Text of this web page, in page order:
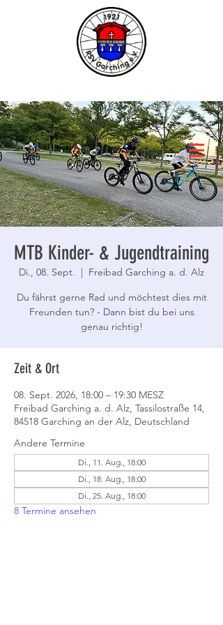
MTB Kinder- & Jugendtraining
Di., 08. Sept.
  |
Freibad Garching a. d. Alz
Du fährst gerne Rad und möchtest dies mit
Freunden tun? - Dann bist du bei uns
genau richtig!
Zeit & Ort
08. Sept. 2026, 18:00 – 19:30 MESZ
Freibad Garching a. d. Alz, Tassilostraße 14,
84518 Garching an der Alz, Deutschland
Andere Termine
Di., 11. Aug., 18:00
Di., 18. Aug., 18:00
Di., 25. Aug., 18:00
8 Termine ansehen